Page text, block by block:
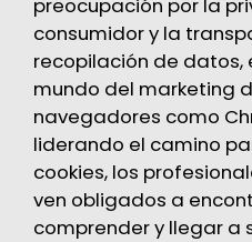
consumidor y la
recopilación de datos,
mundo del marketing
navegadores como
liderando el camino
cookies, los
ven obligados a
comprender y llegar a